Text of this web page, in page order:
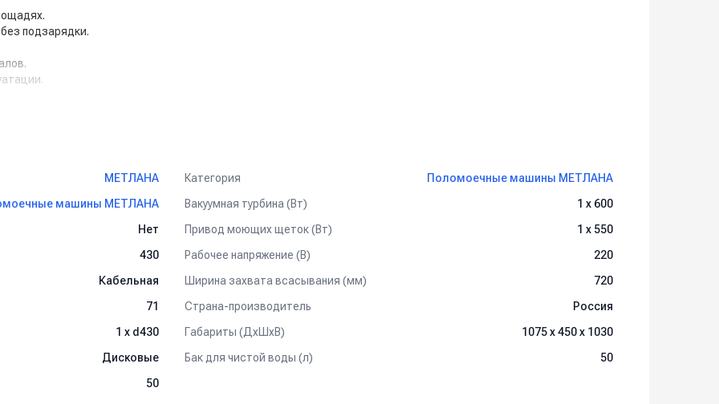
подзарядки.
работы.
МЕТЛАНА Категория
Поломоечные машины МЕТЛАНА
машины МЕТЛАНА Вакуумная турбина (Вт)
1 х 600
Нет Привод моющих щеток (Вт)
1 х 550
430 Рабочее напряжение (В)
220
Кабельная Ширина захвата всасывания (мм)
720
71 Страна-производитель
Россия
1 х d430 Габариты (ДхШхВ)
1075 х 450 х 1030
Дисковые Бак для чистой воды (л)
50
50